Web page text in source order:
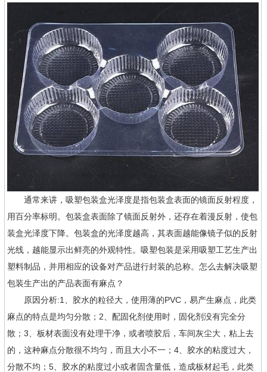
通常来讲，吸塑包装盒光泽度是指包装盒表面的镜面反射程度，
用百分率标明。包装盒表面除了镜面反射外，还存在着漫反射，使包
装盒光泽度下降。包装盒的光泽度越高，其表面越能像镜子似的反射
光线，越能显示出鲜亮的外观特性。吸塑包装是采用吸塑工艺生产出
塑料制品，并用相应的设备对产品进行封装的总称。怎么去解决吸塑
包装生产出的产品表面有麻点？
原因分析:1、胶水的粒径大，使用薄的PVC，易产生麻点，此类
麻点的特点是均匀分散；2、配固化剂使用时，固化剂没有完全分
散；3、板材表面没有处理干净，或者喷胶后，车间灰尘大，粘上去
的，这种麻点分散很不均匀，而且大小不一；4、胶水的粘度过大，
分散不均；5、胶水的粘度过小或者固含量低，造成板材起毛，此类